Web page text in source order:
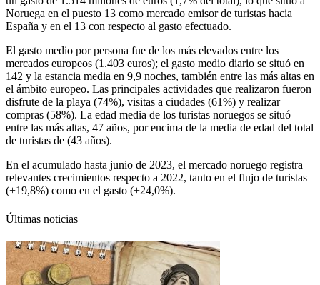
Noruega en el puesto 13 como mercado emisor de turistas hacia
España y en el 13 con respecto al gasto efectuado.
El gasto medio por persona fue de los más elevados entre los
mercados europeos (1.403 euros); el gasto medio diario se situó en
142 y la estancia media en 9,9 noches, también entre las más altas en
el ámbito europeo. Las principales actividades que realizaron fueron
disfrute de la playa (74%), visitas a ciudades (61%) y realizar
compras (58%). La edad media de los turistas noruegos se situó
entre las más altas, 47 años, por encima de la media de edad del total
de turistas de (43 años).
En el acumulado hasta junio de 2023, el mercado noruego registra
relevantes crecimientos respecto a 2022, tanto en el flujo de turistas
(+19,8%) como en el gasto (+24,0%).
Últimas noticias